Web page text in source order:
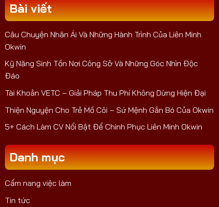
Bài viết
Câu Chuyện Nhân Ái Và Những Hành Trình Của Liên Minh
Okwin
Kỹ Năng Sinh Tồn Nơi Công Sở Và Những Góc Nhìn Độc
Đáo
Tài Khoản VETC – Giải Pháp Thu Phí Không Dừng Hiện Đại
Thiện Nguyện Cho Trẻ Mồ Côi – Sứ Mệnh Gắn Bó Của Okwin
5+ Cách Làm CV Nổi Bật Để Chinh Phục Liên Minh Okwin
Danh mục
Cẩm nang việc làm
Tin tức